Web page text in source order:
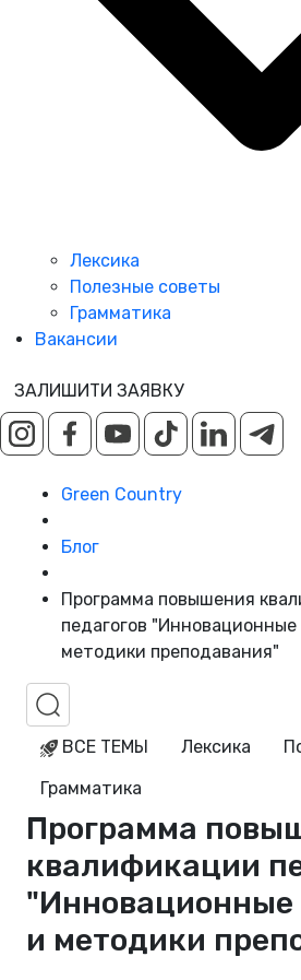
Лексика
Полезные советы
Грамматика
Вакансии
ЗАЛИШИТИ ЗАЯВКУ
Green Country
Блог
Программа повышения
педагогов
методики преподавания"
ВСЕ ТЕМЫ Лексика
Грамматика
Программа
квалификации
и методики